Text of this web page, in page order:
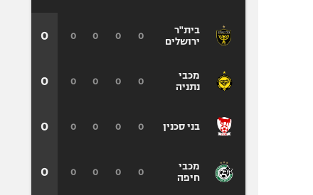
בית"ר
ירושלים
מכבי
נתניה
בני סכנין
מכבי
חיפה
0
0
0
0
0
0
0
0
0
0
0
0
0
0
0
0
0
0
0
0